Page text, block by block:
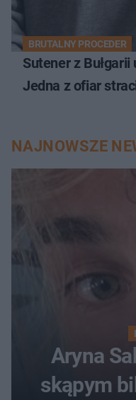
BRUTALNY PROCEDER
Sutener z
Jedna z ofiar
NAJNOWSZE
Aryna
skąpym